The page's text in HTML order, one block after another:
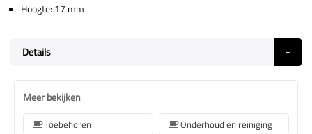
Hoogte: 17 mm
Details
Meer bekijken
Toebehoren
Onderhoud en reiniging